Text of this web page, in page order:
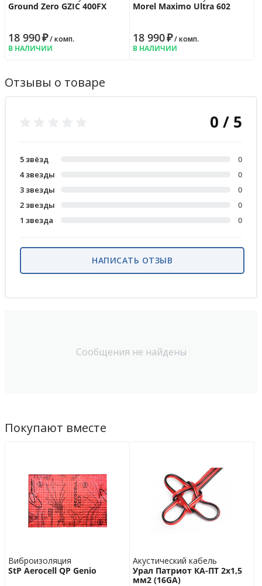
Ground Zero GZIC 400FX
18 990₽/ комп.
В НАЛИЧИИ
Morel Maximo Ultra 602
18 990₽/ комп.
В НАЛИЧИИ
Отзывы о товаре
Сообщения не найдены
0 / 5
5 звёзд
0
4 звезды
0
3 звезды
0
2 звезды
0
1 звезда
0
НАПИСАТЬ ОТЗЫВ
Покупают вместе
Виброизоляция
StP Aerocell QP Genio
Акустический кабель
Урал Патриот КА-ПТ 2х1,5
мм2 (16GA)